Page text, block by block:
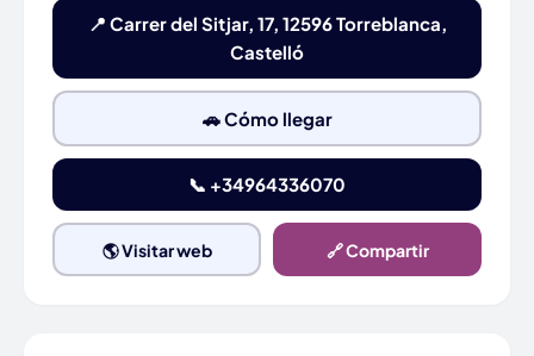
📍 Carrer del Sitjar, 17, 12596 Torreblanca,
Castelló
🚗 Cómo llegar
📞 +34964336070
🌎 Visitar web 🔗 Compartir